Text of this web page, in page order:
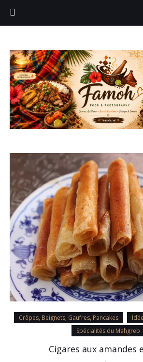
Crêpes, Beignets, Gaufres, Pancakes
Spécialités du Mahgreb
Cigares aux amandes